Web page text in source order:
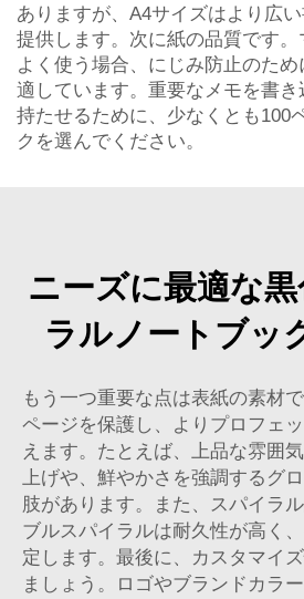
ありますが、A4サイズはより広
提供します。次に紙の品質です
よく使う場合、にじみ防止のた
適しています。重要なメモを書
持たせるために、少なくとも100
クを選んでください。
ニーズに最適な
ラルノートブッ
もう一つ重要な点は表紙の素材
ページを保護し、よりプロフェ
えます。たとえば、上品な雰囲
上げや、鮮やかさを強調するグ
肢があります。また、スパイラ
ブルスパイラルは耐久性が高く
定します。最後に、カスタマイ
ましょう。ロゴやブランドカラ